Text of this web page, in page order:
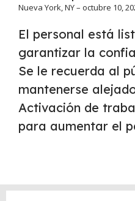
Nueva York, NY – octubre 10,
El personal está
garantizar la
Se le recuerda al
mantenerse
Activación de
para aumentar el